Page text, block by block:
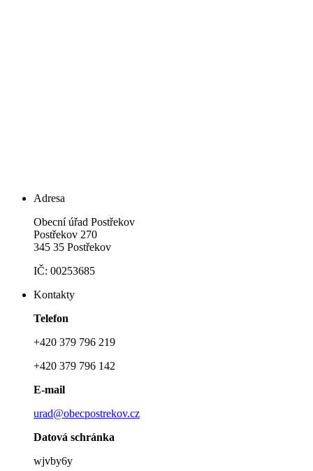
Adresa
Obecní úřad Postřekov
Postřekov 270
345 35 Postřekov
IČ: 00253685
Kontakty
Telefon
+420 379 796 219
+420 379 796 142
E-mail
urad@obecpostrekov.cz
Datová schránka
wjvby6y